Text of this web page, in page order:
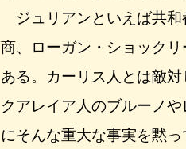
ジュリアンといえば共和
商、ローガン・ショック
ある。カーリス人とは敵
クアレイア人のブルーノ
にそんな重大な事実を黙